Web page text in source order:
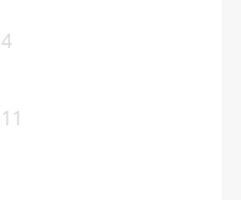
4
11